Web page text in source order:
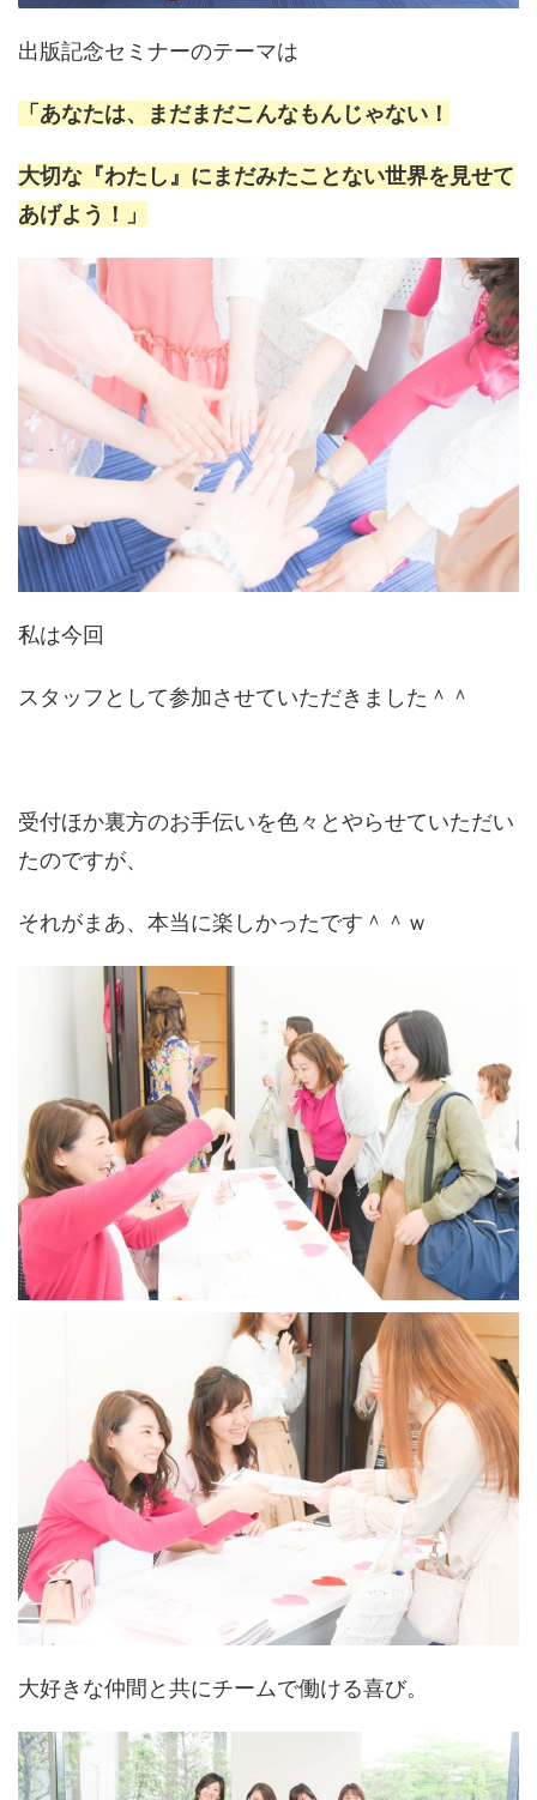
出版記念セミナーのテーマは
「あなたは、まだまだこんなもんじゃない！
大切な『わたし』にまだみたことない世界を見せて
あげよう！」
私は今回
スタッフとして参加させていただきました＾＾
受付ほか裏方のお手伝いを色々とやらせていただい
たのですが、
それがまあ、本当に楽しかったです＾＾ｗ
大好きな仲間と共にチームで働ける喜び。